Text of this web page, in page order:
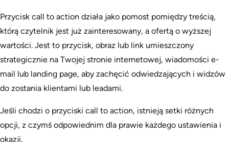
Przycisk call to action działa jako pomost pomiędzy treścią,
którą czytelnik jest już zainteresowany, a ofertą o wyższej
wartości. Jest to przycisk, obraz lub link umieszczony
strategicznie na Twojej stronie internetowej, wiadomości e-
mail lub landing page, aby zachęcić odwiedzających i widzów
do zostania klientami lub leadami.
Jeśli chodzi o przyciski call to action, istnieją setki różnych
opcji, z czymś odpowiednim dla prawie każdego ustawienia i
okazji.